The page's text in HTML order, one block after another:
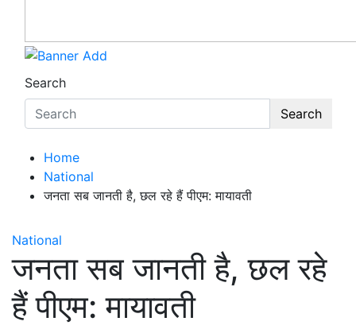
Search
Search
Home
National
जनता सब जानती है, छल रहे हैं पीएम: मायावती
National
जनता सब जानती है, छल रहे
हैं पीएम: मायावती